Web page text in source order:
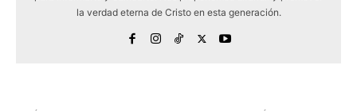
la verdad eterna de Cristo en esta generación.